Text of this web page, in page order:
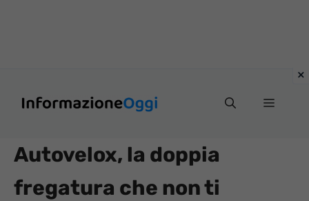
Menu
Autovelox, la doppia
fregatura che non ti